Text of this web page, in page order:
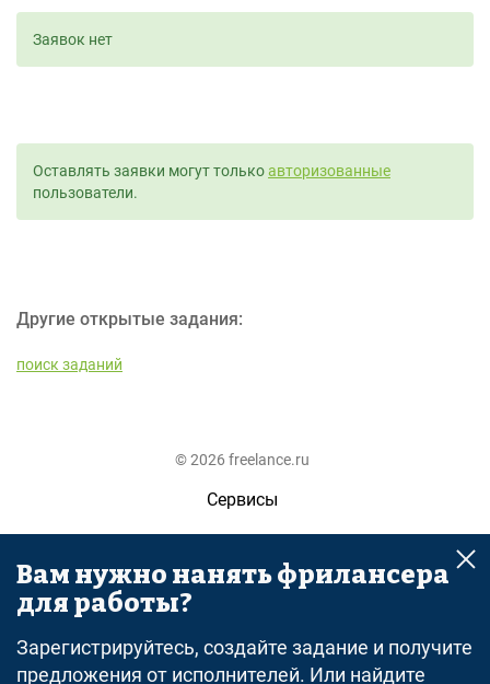
Заявок нет
Оставлять заявки могут толькоавторизованные
пользователи.
Другие открытые задания:
поиск заданий
© 2026 freelance.ru
Сервисы
Помощь
Поиск
Оферта
Вам нужно нанять фрилансера
для работы?
Зарегистрируйтесь, создайте задание и получите
предложения от исполнителей. Или найдите